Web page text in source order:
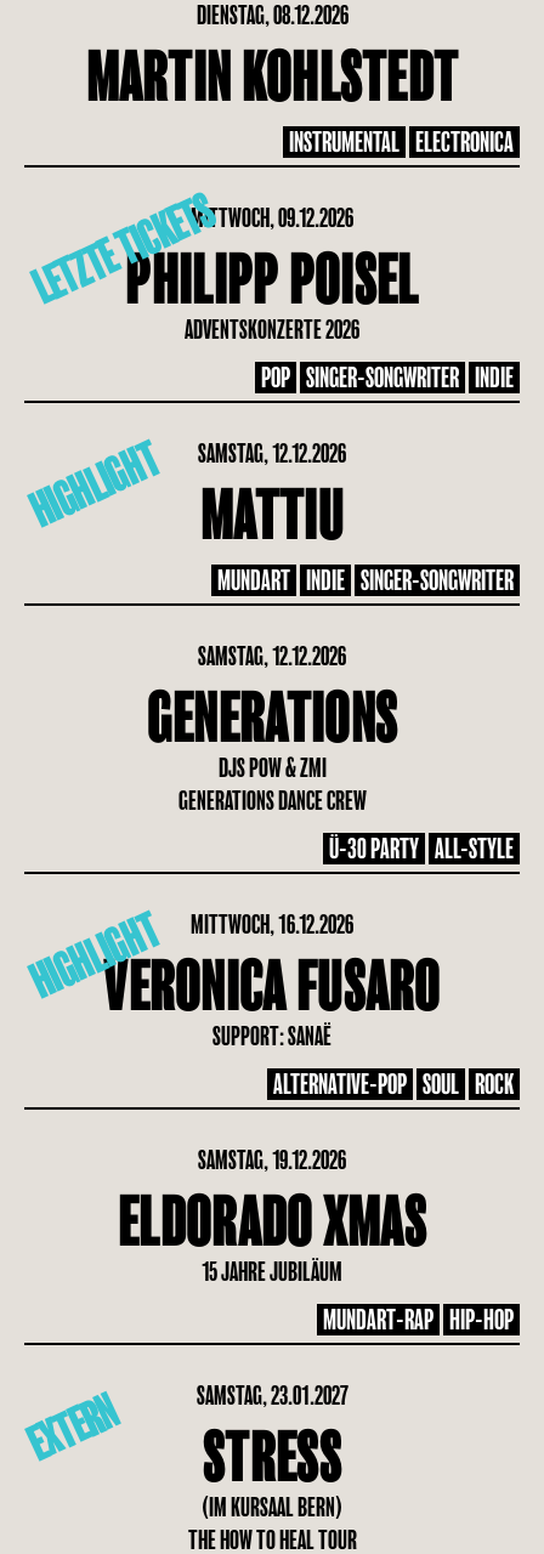
DIENSTAG, 08.12.2026
MARTIN KOHLSTEDT
INSTRUMENTAL ELECTRONICA
MITTWOCH, 09.12.2026
LETZTE TICKETSPHILIPP POISEL
ADVENTSKONZERTE 2026
POP SINGER-SONGWRITER INDIE
SAMSTAG, 12.12.2026
HIGHLIGHT MATTIU
MUNDART INDIE SINGER-SONGWRITER
SAMSTAG, 12.12.2026
GENERATIONS
DJS POW & ZMI
GENERATIONS DANCE CREW
Ü-30 PARTY ALL-STYLE
MITTWOCH, 16.12.2026
HIGHLIGHTVERONICA FUSARO
SUPPORT: SANAË
ALTERNATIVE-POP SOUL ROCK
SAMSTAG, 19.12.2026
ELDORADO XMAS
15 JAHRE JUBILÄUM
MUNDART-RAP HIP-HOP
SAMSTAG, 23.01.2027
EXTERN STRESS
(IM KURSAAL BERN)
THE HOW TO HEAL TOUR